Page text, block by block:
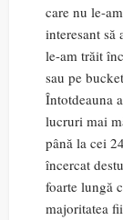
care nu le-
interesant să
le-am trăit
sau pe
Întotdeauna
lucruri mai
până la cei
încercat
foarte lungă
majoritatea